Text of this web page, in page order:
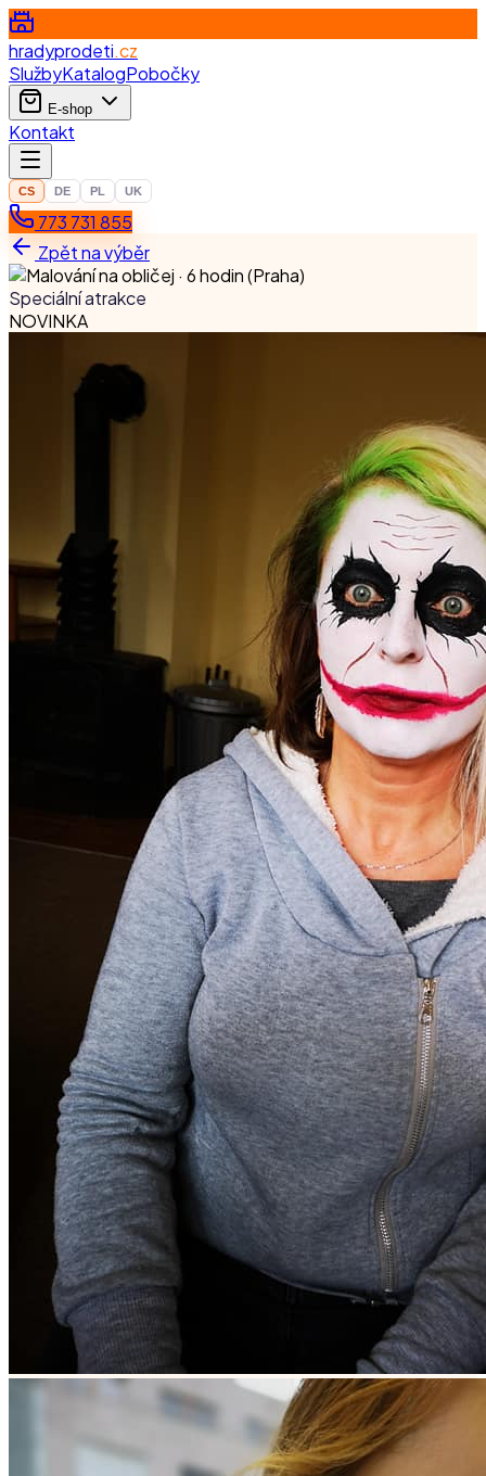
hradyprodeti.cz
SlužbyKatalogPobočky
E-shop
Kontakt
CS DE PL UK
773 731 855
Zpět na výběr
Speciální atrakce
NOVINKA